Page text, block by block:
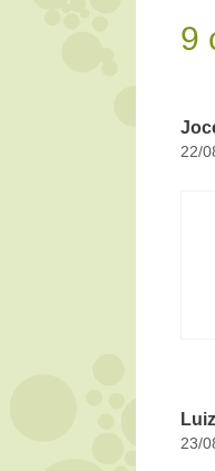
9
22/
23/